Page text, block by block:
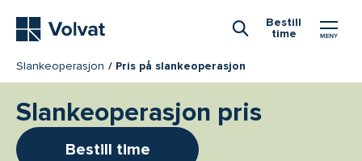
Bestill
time
Slankeoperasjon Pris på slankeoperasjon
Slankeoperasjon pris
Bestill time